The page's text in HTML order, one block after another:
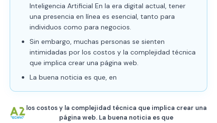
Inteligencia Artificial En la era digital actual, tener
una presencia en línea es esencial, tanto para
individuos como para negocios.
Sin embargo, muchas personas se sienten
intimidadas por los costos y la complejidad técnica
que implica crear una página web.
La buena noticia es que, en
los costos y la complejidad técnica que implica crear una
página web. La buena noticia es que